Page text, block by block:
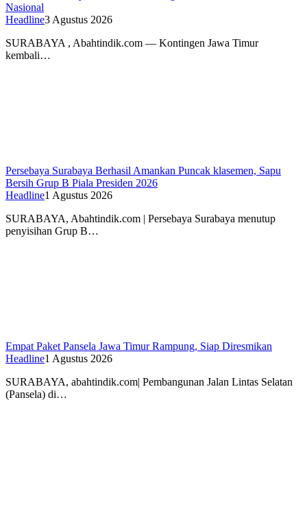
Nasional
Headline3 Agustus 2026
SURABAYA , Abahtindik.com — Kontingen Jawa Timur
kembali…
Persebaya Surabaya Berhasil Amankan Puncak klasemen, Sapu
Bersih Grup B Piala Presiden 2026
Headline1 Agustus 2026
SURABAYA, Abahtindik.com | Persebaya Surabaya menutup
penyisihan Grup B…
Empat Paket Pansela Jawa Timur Rampung, Siap Diresmikan
Headline1 Agustus 2026
SURABAYA, abahtindik.com| Pembangunan Jalan Lintas Selatan
(Pansela) di…